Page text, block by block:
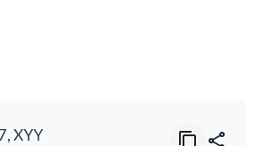
XYY